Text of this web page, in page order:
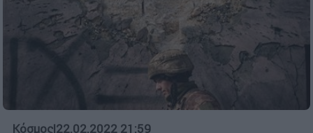
Κόσμος|22.02.2022 21:59